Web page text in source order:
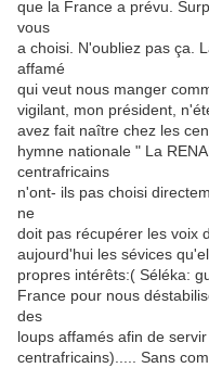
que la France a prévu.
vous
a choisi. N'oubliez pas ça.
affamé
qui veut nous manger
vigilant, mon président,
avez fait naître chez les
hymne nationale " La
centrafricains
n'ont- ils pas choisi
ne
doit pas récupérer les voix
aujourd'hui les sévices
propres intérêts:( Séléka:
France pour nous
des
loups affamés afin de
centrafricains)..... Sans